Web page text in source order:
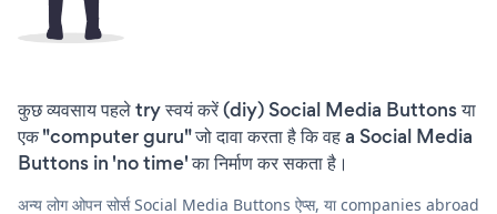
कुछ व्यवसाय पहले try स्वयं करें (diy) Social Media Buttons या
एक "computer guru" जो दावा करता है कि वह a Social Media
Buttons in 'no time' का निर्माण कर सकता है।
अन्य लोग ओपन सोर्स Social Media Buttons ऐप्स, या companies abroad